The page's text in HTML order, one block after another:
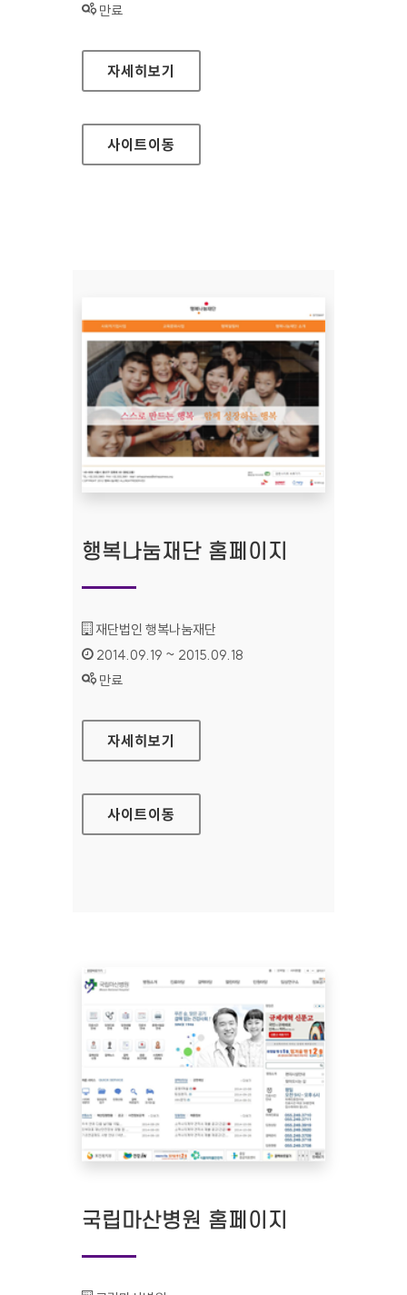
상태 :
만료
장기이식관리센터 홈페이지
자세히보기
사이트이동
행복나눔재단 홈페이지
기관명 :
재단법인 행복나눔재단
인증기간 :
2014.09.19 ~ 2015.09.18
상태 :
만료
행복나눔재단 홈페이지
자세히보기
사이트이동
국립마산병원 홈페이지